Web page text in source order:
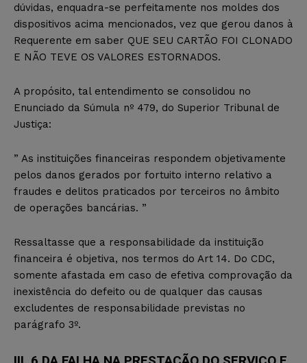
dúvidas, enquadra-se perfeitamente nos moldes dos
dispositivos acima mencionados, vez que gerou danos à
Requerente em saber QUE SEU CARTÃO FOI CLONADO
E NÃO TEVE OS VALORES ESTORNADOS.
A propósito, tal entendimento se consolidou no
Enunciado da Súmula nº 479, do Superior Tribunal de
Justiça:
” As instituições financeiras respondem objetivamente
pelos danos gerados por fortuito interno relativo a
fraudes e delitos praticados por terceiros no âmbito
de operações bancárias. ”
Ressaltasse que a responsabilidade da instituição
financeira é objetiva, nos termos do Art 14. Do CDC,
somente afastada em caso de efetiva comprovação da
inexistência do defeito ou de qualquer das causas
excludentes de responsabilidade previstas no
parágrafo 3º.